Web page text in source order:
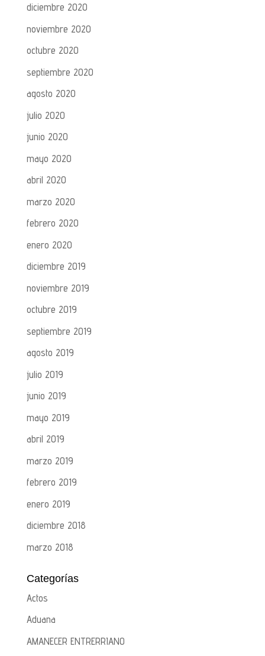
diciembre 2020
noviembre 2020
octubre 2020
septiembre 2020
agosto 2020
julio 2020
junio 2020
mayo 2020
abril 2020
marzo 2020
febrero 2020
enero 2020
diciembre 2019
noviembre 2019
octubre 2019
septiembre 2019
agosto 2019
julio 2019
junio 2019
mayo 2019
abril 2019
marzo 2019
febrero 2019
enero 2019
diciembre 2018
marzo 2018
Categorías
Actos
Aduana
AMANECER ENTRERRIANO